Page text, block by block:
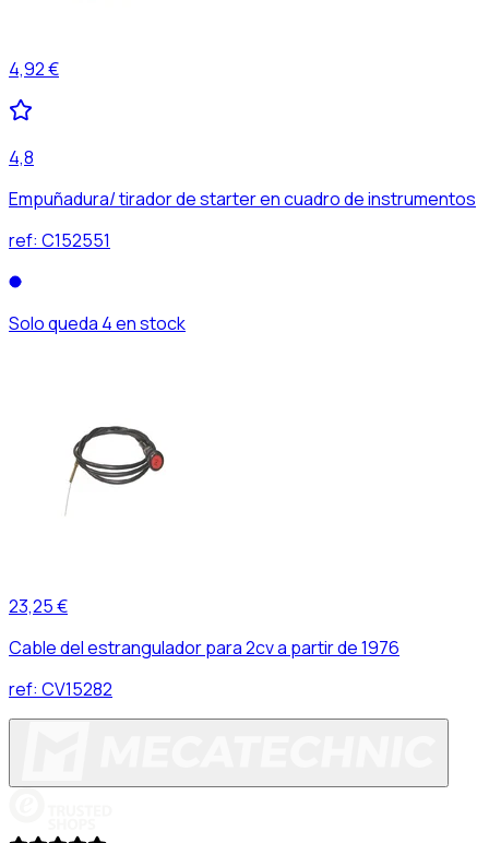
4,92 €
4,8
Empuñadura/ tirador de starter en cuadro de instrumentos
ref: C152551
Solo queda 4 en stock
23,25 €
Cable del estrangulador para 2cv a partir de 1976
ref: CV15282